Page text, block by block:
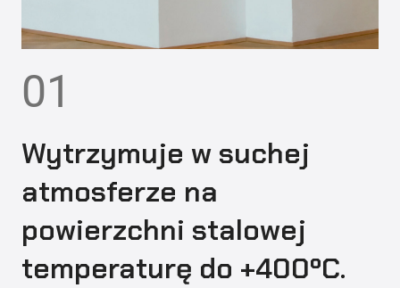
01
Wytrzymuje w suchej
atmosferze na
powierzchni stalowej
temperaturę do +400ºC.